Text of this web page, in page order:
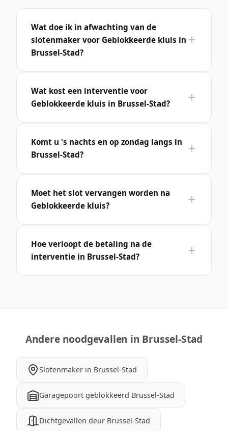
Wat doe ik in afwachting van de
slotenmaker voor Geblokkeerde kluis in
Brussel-Stad?
Wat kost een interventie voor
Geblokkeerde kluis in Brussel-Stad?
Komt u 's nachts en op zondag langs in
Brussel-Stad?
Moet het slot vervangen worden na
Geblokkeerde kluis?
Hoe verloopt de betaling na de
interventie in Brussel-Stad?
Andere noodgevallen in Brussel-Stad
Slotenmaker in Brussel-Stad
Garagepoort geblokkeerd Brussel-Stad
Dichtgevallen deur Brussel-Stad